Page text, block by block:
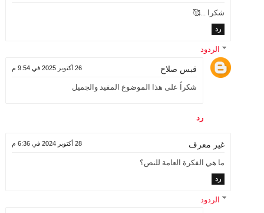
شكرا ...🥰
رد
الردود
قبس صلاح 26 أكتوبر 2025 في 9:54 م
شكراً على هذا الموضوع المفيد والجميل
رد
غير معرف 28 أكتوبر 2024 في 6:36 م
ما هي الفكرة العامة للنص؟
رد
الردود